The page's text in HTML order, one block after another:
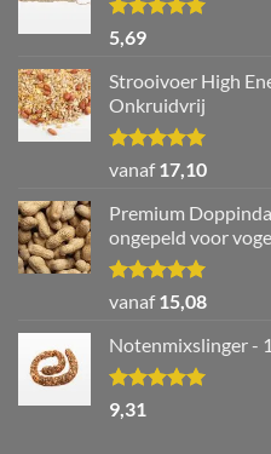
Waardering
5.00
5,69
Strooivoer High
Onkruidvrij
Waardering
uit 5
vanaf17,10
Premium
ongepeld voor
Waardering
uit 5
vanaf15,08
Notenmixslinger -
Waardering
5.00
9,31